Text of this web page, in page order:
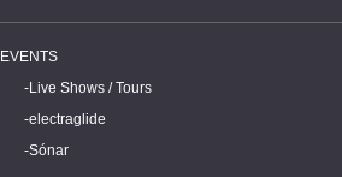
EVENTS
Live Shows / Tours
electraglide
Sónar